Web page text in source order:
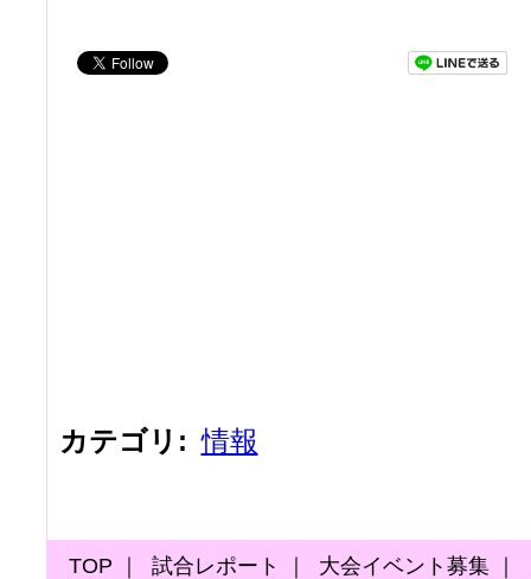
カテゴリ : 情報
TOP ｜ 試合レポート ｜ 大会イベント募集 ｜